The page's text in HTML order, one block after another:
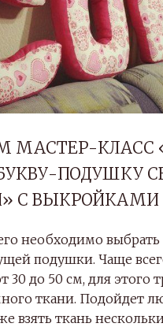
МАСТЕР-КЛАСС
ПОДУШКУ
С ВЫКРОЙКАМИ
необходимо выбрать
подушки. Чаще
30 до 50 см, для этого
ткани. Подойдет
взять ткань